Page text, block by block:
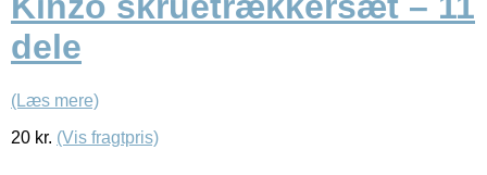
dele
(Læs mere)
20 kr. (Vis fragtpris)